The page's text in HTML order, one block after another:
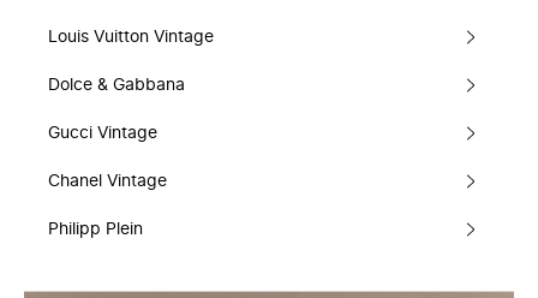
Louis Vuitton Vintage
Dolce & Gabbana
Gucci Vintage
Chanel Vintage
Philipp Plein